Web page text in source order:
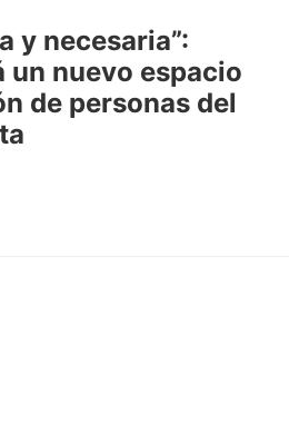
y necesaria”:
un nuevo espacio
de personas del